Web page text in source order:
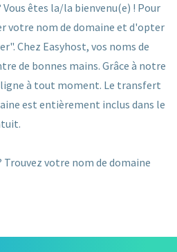
êtes la/la bienvenu(e) ! Pour
votre nom de domaine et d'opter
Chez Easyhost, vos noms de
de bonnes mains. Grâce à notre
à tout moment. Le transfert
est entièrement inclus dans le
votre nom de domaine